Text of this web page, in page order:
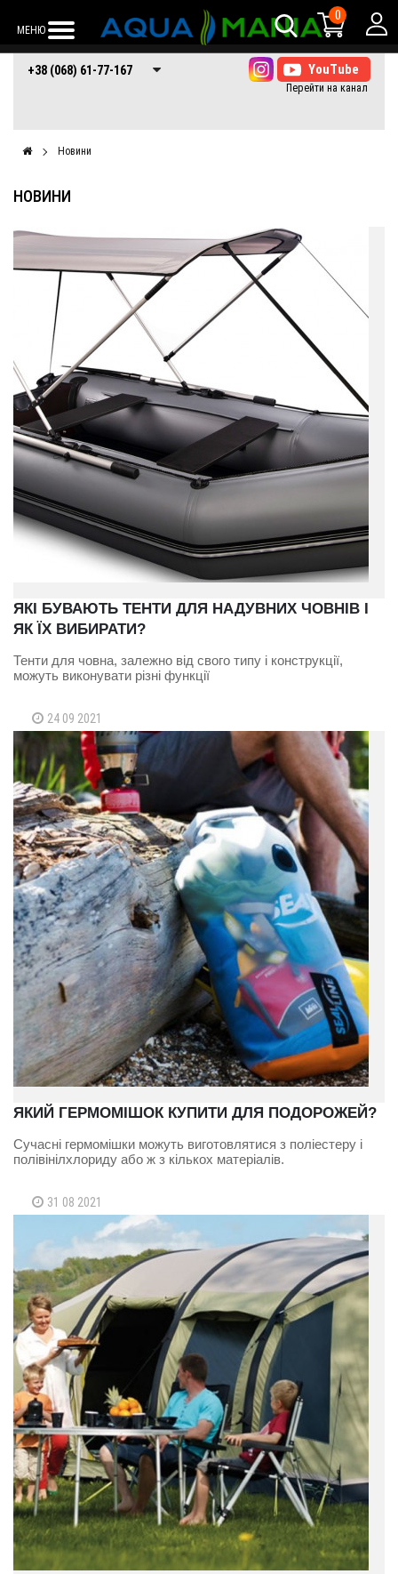
МЕНЮ
0
+38 (068) 61-77-
167
+38 (066) 61-77-+38 (073) 61-77-
167
+38 (068) 61-77-167
Новини
НОВИНИ
ЯКІ БУВАЮТЬ ТЕНТИ ДЛЯ НАДУВНИХ ЧОВНІВ І
ЯК ЇХ ВИБИРАТИ?
Тенти для човна, залежно від свого типу і конструкції,
можуть виконувати різні функції
24 09 2021
ЯКИЙ ГЕРМОМІШОК КУПИТИ ДЛЯ ПОДОРОЖЕЙ?
Сучасні гермомішки можуть виготовлятися з поліестеру і
полівінілхлориду або ж з кількох матеріалів.
31 08 2021